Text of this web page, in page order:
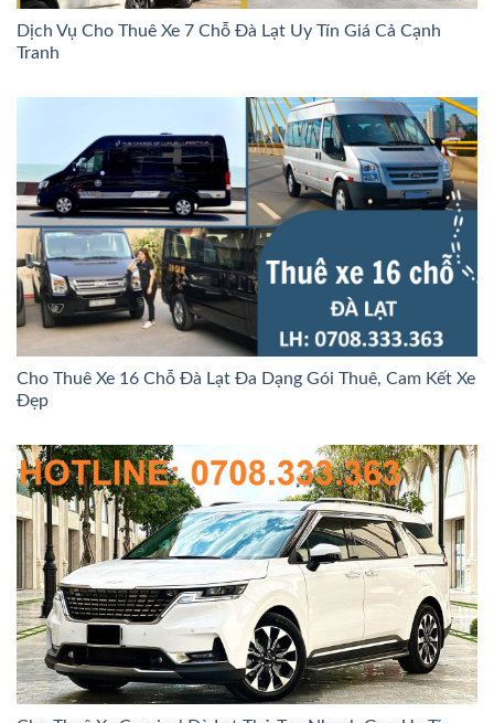
Dịch Vụ Cho Thuê Xe 7 Chỗ Đà Lạt Uy Tín Giá Cả Cạnh
Tranh
Cho Thuê Xe 16 Chỗ Đà Lạt Đa Dạng Gói Thuê, Cam Kết Xe
Đẹp